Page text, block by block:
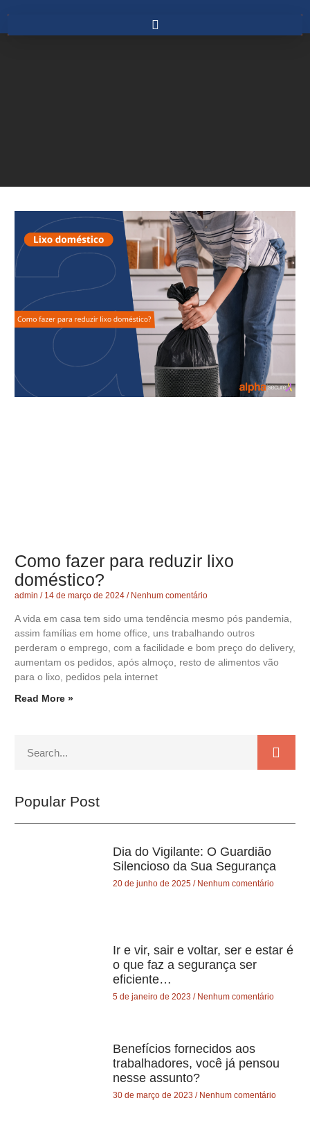
Como fazer para reduzir lixo
doméstico?
admin 14 de março de 2024 Nenhum comentário
A vida em casa tem sido uma tendência mesmo pós pandemia,
assim famílias em home office, uns trabalhando outros
perderam o emprego, com a facilidade e bom preço do delivery,
aumentam os pedidos, após almoço, resto de alimentos vão
para o lixo, pedidos pela internet
Read More »
Popular Post
Dia do Vigilante: O Guardião
Silencioso da Sua Segurança
20 de junho de 2025 Nenhum comentário
Ir e vir, sair e voltar, ser e estar é
o que faz a segurança ser
eficiente…
5 de janeiro de 2023 Nenhum comentário
Benefícios fornecidos aos
trabalhadores, você já pensou
nesse assunto?
30 de março de 2023 Nenhum comentário